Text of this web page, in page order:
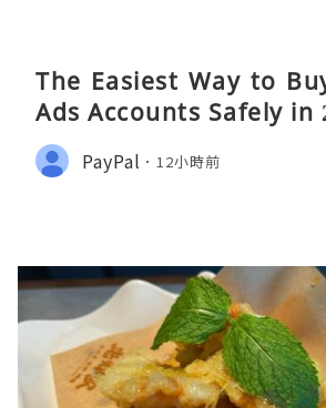
The Easiest Way to
Ads Accounts Safely in
PayPal 12小時前